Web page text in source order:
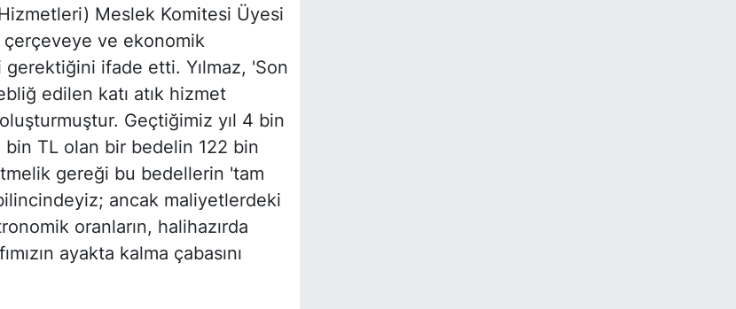
Meslek Komitesi Üyesi
çerçeveye ve ekonomik
ifade etti. Yılmaz, 'Son
edilen katı atık hizmet
Geçtiğimiz yıl 4 bin
TL olan bir bedelin 122 bin
gereği bu bedellerin 'tam
ancak maliyetlerdeki
oranların, halihazırda
ayakta kalma çabasını